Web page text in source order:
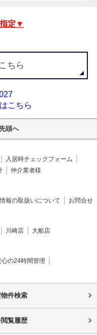
定▼
ちら
こちら
頭へ
入居時チェックフォーム
仲介業者様
報の取扱いについて お問合せ
川崎店 大船店
心の24時間管理
件検索
覧履歴